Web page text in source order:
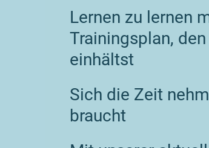
Lernen zu lernen
Trainingsplan,
einhältst
Sich die Zeit
braucht